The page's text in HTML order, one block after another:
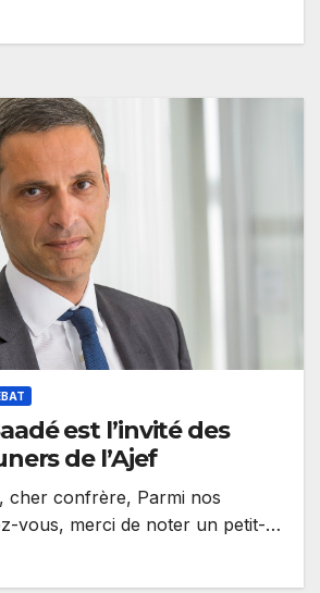
est l’invité des
de l’Ajef
cher confrère, Parmi nos
vous, merci de noter un petit-